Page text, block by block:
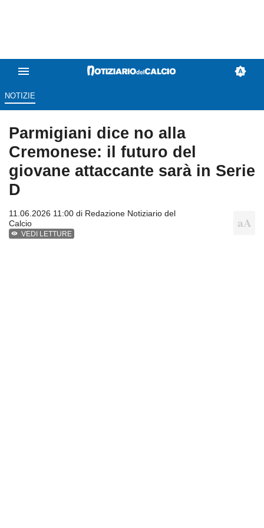
NOTIZIE
Parmigiani dice no alla
Cremonese: il futuro del
giovane attaccante sarà in Serie
D
11.06.2026 11:00 di Redazione Notiziario del
Calcio
VEDI LETTURE